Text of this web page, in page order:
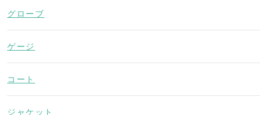
グローブ
ゲージ
コート
ジャケット